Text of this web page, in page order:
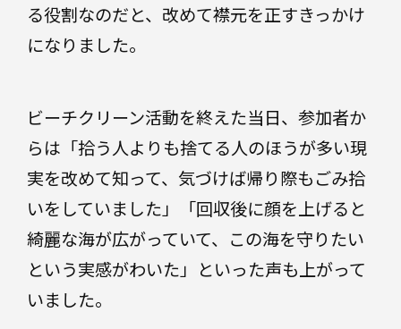
る役割なのだと、改めて襟元を正すきっかけ
になりました。
ビーチクリーン活動を終えた当日、参加者か
らは「拾う人よりも捨てる人のほうが多い現
実を改めて知って、気づけば帰り際もごみ拾
いをしていました」「回収後に顔を上げると
綺麗な海が広がっていて、この海を守りたい
という実感がわいた」といった声も上がって
いました。